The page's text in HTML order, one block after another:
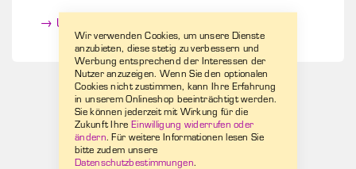
→ Unsere Verkaufsdisplays
Wir verwenden Cookies, um unsere Dienste
anzubieten, diese stetig zu verbessern und
Werbung entsprechend der Interessen der
Nutzer anzuzeigen. Wenn Sie den optionalen
Cookies nicht zustimmen, kann Ihre Erfahrung
in unserem Onlineshop beeinträchtigt werden.
Sie können jederzeit mit Wirkung für die
Zukunft Ihre Einwilligung widerrufen oder
ändern. Für weitere Informationen lesen Sie
bitte zudem unsere
Datenschutzbestimmungen.